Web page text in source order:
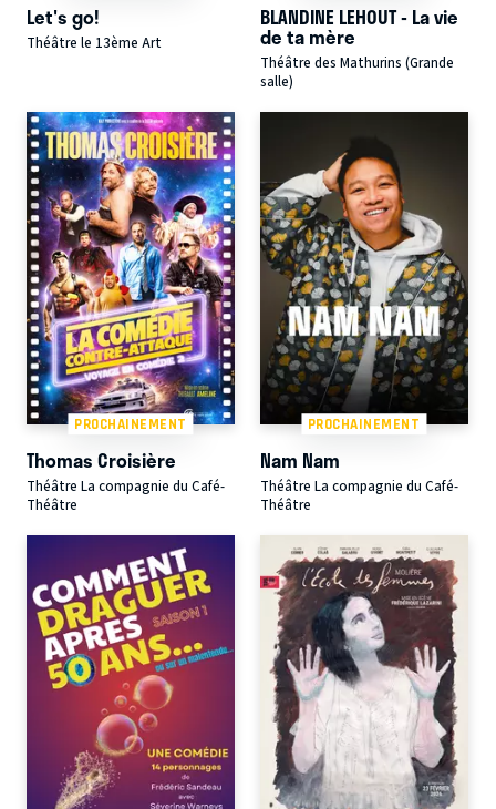
Let's go!
Théâtre le 13ème Art
BLANDINE LEHOUT - La vie
de ta mère
Théâtre des Mathurins (Grande
salle)
PROCHAINEMENT
Thomas Croisière
Théâtre La compagnie du Café-
Théâtre
PROCHAINEMENT
Nam Nam
Théâtre La compagnie du Café-
Théâtre